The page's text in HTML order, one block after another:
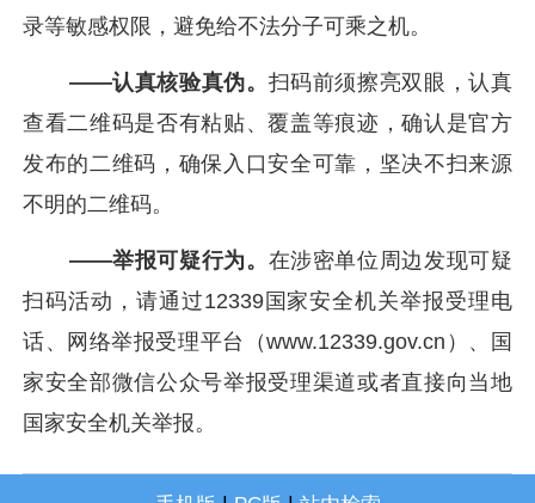
录等敏感权限，避免给不法分子可乘之机。
——认真核验真伪。 扫码前须擦亮双眼，认真
查看二维码是否有粘贴、覆盖等痕迹，确认是官方
发布的二维码，确保入口安全可靠，坚决不扫来源
不明的二维码。
——举报可疑行为。 在涉密单位周边发现可疑
扫码活动，请通过12339国家安全机关举报受理电
话、网络举报受理平台（www.12339.gov.cn）、国
家安全部微信公众号举报受理渠道或者直接向当地
国家安全机关举报。